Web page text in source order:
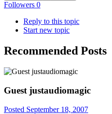
Followers 0
Reply to this topic
Start new topic
Recommended Posts
Guest justaudiomagic
Posted September 18, 2007